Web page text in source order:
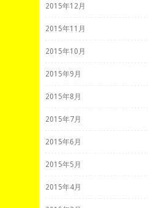
2015年12月
2015年11月
2015年10月
2015年9月
2015年8月
2015年7月
2015年6月
2015年5月
2015年4月